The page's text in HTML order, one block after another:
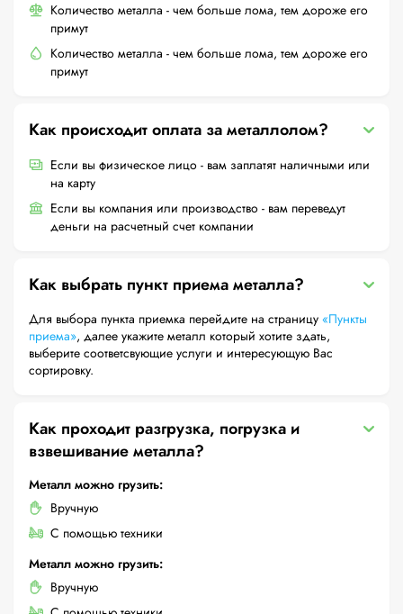
Количество металла - чем больше лома, тем дороже его
примут
Количество металла - чем больше лома, тем дороже его
примут
Как происходит оплата за металлолом?
Если вы физическое лицо - вам заплатят наличными или
на карту
Если вы компания или производство - вам переведут
деньги на расчетный счет компании
Как выбрать пункт приема металла?
Для выбора пункта приемка перейдите на страницу «Пункты
приема», далее укажите металл который хотите здать,
выберите соответсвующие услуги и интересующую Вас
сортировку.
Как проходит разгрузка, погрузка и
взвешивание металла?
Металл можно грузить:
Вручную
С помощью техники
Металл можно грузить:
Вручную